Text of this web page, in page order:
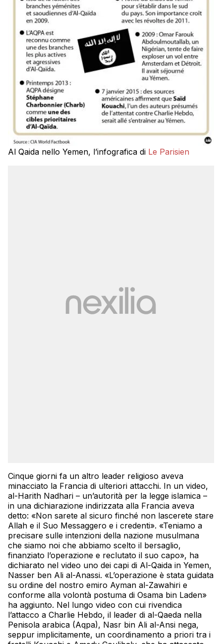
Al Qaida nello Yemen, l’infografica di Le Parisien
Cinque giorni fa un altro leader religioso aveva
minacciato la Francia di ulteriori attacchi. In un video,
al-Harith Nadhari – un’autorità per la legge islamica –
in una dichiarazione indirizzata alla Francia aveva
detto: «Non sarete al sicuro finché non lascerete stare
Allah e il Suo Messaggero e i credenti». «Teniamo a
precisare sulle intenzioni della nazione musulmana
che siamo noi che abbiamo scelto il bersaglio,
finanziato l’operazione e reclutato il suo capo», ha
dichiarato nel video uno dei capi di Al-Qaida in Yemen,
Nasser ben Ali al-Anassi. «L’operazione è stata guidata
su ordine del nostro emiro Ayman al-Zawahiri e
conforme alla volontà postuma di Osama bin Laden»
ha aggiunto. Nel lungo video con cui rivendica
l’attacco a Charlie Hebdo, il leader di al-Qaeda nella
Penisola arabica (Aqpa), Nasr bin Ali al-Ansi nega,
seppur implicitamente, un coordinamento a priori tra i